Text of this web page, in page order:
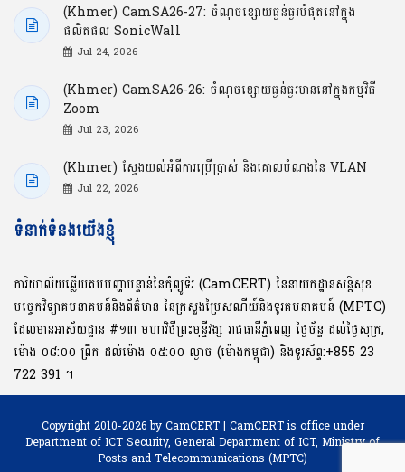
(Khmer) CamSA26-27: ចំណុចខ្សោយធ្ងន់ធ្ងរបំផុតនៅក្នុង
ផលិតផល SonicWall
Jul 24, 2026
(Khmer) CamSA26-26: ចំណុចខ្សោយធ្ងន់ធ្ងរមាននៅក្នុងកម្មវិធី
Zoom
Jul 23, 2026
(Khmer) ស្វែងយល់អំពីការប្រើប្រាស់ និងគោលបំណងនៃ VLAN
Jul 22, 2026
ទំនាក់ទំនងយើងខ្ញុំ
ការិយាល័យឆ្លើយតបបញ្ហាបន្ទាន់នៃកុំព្យូទ័រ (CamCERT) នៃនាយកដ្ឋានសន្តិសុខ
បច្ចេកវិទ្យាគមនាគមន៍និងព័ត៌មាន នៃក្រសួងប្រៃសណីយ៍និងទូរគមនាគមន៍ (MPTC)
ដែលមានអាស័យដ្ឋាន #១៣ មហាវិថីព្រះមុនី្នវង្ស រាជធានីភ្នំពេញ ថ្ងៃច័ន្ទ ដល់ថ្ងៃសុក្រ,
ម៉ោង ០៨:០០ ​ព្រឹក ដល់ម៉ោង ០៥:០០ ល្ងាច (ម៉ោងកម្ពុជា) និងទូរស័ព្ទ:+855 23
722 391 ។
Copyright 2010-2026 by CamCERT | CamCERT is office under
Department of ICT Security, General Department of ICT, Ministry of
Posts and Telecommunications (MPTC)